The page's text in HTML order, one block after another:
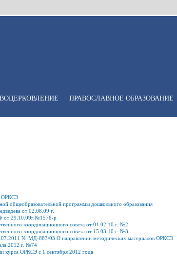
ПРАВОСЛАВНОЕ ОБРАЗОВАНИЕ
ОРКСЭ
общеобразовательной программы дошкольного образования
от 02.08.09 г.
от 29.10.09г.№1578-р
координационного совета от 01.02.10 г. №2
координационного совета от 15.03.10 г. №3
№ МД-883/03 О направлении методических материалов ОРКСЭ
2012 г. №74
курса ОРКСЭ с 1 сентября 2012 года